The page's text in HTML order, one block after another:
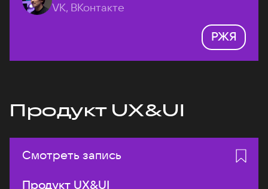
VK, ВКонтакте
РЖЯ
Продукт UX&UI
Смотреть запись
Продукт UX&UI